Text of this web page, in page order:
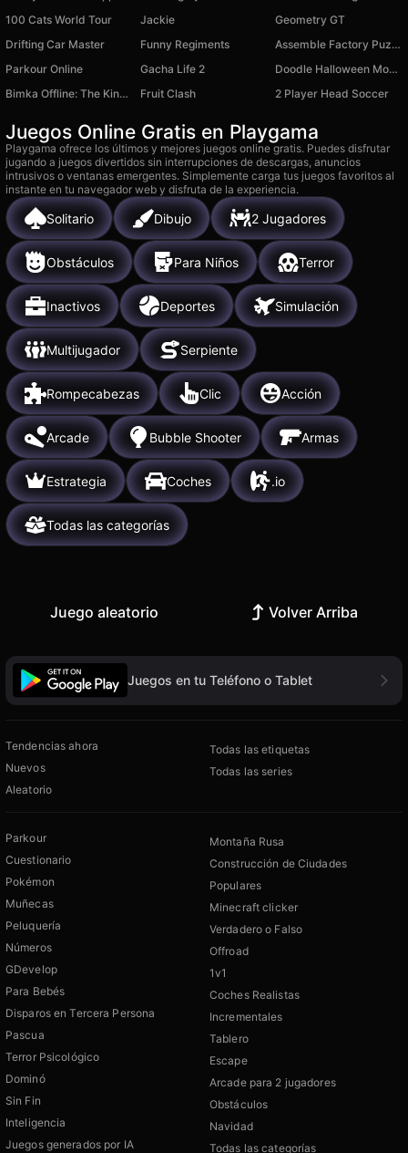
100 Cats World Tour
Jackie
Geometry GT
Drifting Car Master
Funny Regiments
Assemble Factory Puzzle
Parkour Online
Gacha Life 2
Doodle Halloween Momo Cat : Academy
Bimka Offline: The King of Destruction cars
Fruit Clash 2 Player Head Soccer
Juegos Online Gratis en Playgama
Playgama ofrece los últimos y mejores juegos online gratis. Puedes disfrutar
jugando a juegos divertidos sin interrupciones de descargas, anuncios
intrusivos o ventanas emergentes. Simplemente carga tus juegos favoritos al
instante en tu navegador web y disfruta de la experiencia.
Solitario Dibujo 2 Jugadores
Obstáculos Para Niños Terror
Inactivos Deportes Simulación
Multijugador Serpiente
Rompecabezas Clic Acción
Arcade Bubble Shooter Armas
Estrategia Coches .io
Todas las categorías
Juego aleatorio Volver Arriba
Juegos en tu Teléfono o Tablet
Tendencias ahora
Nuevos
Aleatorio
Todas las etiquetas
Todas las series
Parkour
Cuestionario
Pokémon
Muñecas
Peluquería
Números
GDevelop
Para Bebés
Disparos en Tercera Persona
Pascua
Terror Psicológico
Dominó
Sin Fin
Inteligencia
Juegos generados por IA
Montaña Rusa
Construcción de Ciudades
Populares
Minecraft clicker
Verdadero o Falso
Offroad
1v1
Coches Realistas
Incrementales
Tablero
Escape
Arcade para 2 jugadores
Obstáculos
Navidad
Todas las categorías